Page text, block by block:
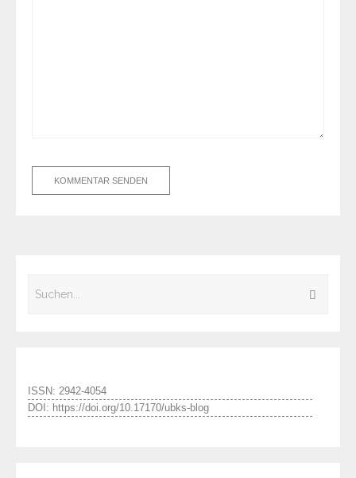
ISSN: 2942-4054
DOI: https://doi.org/10.17170/ubks-blog